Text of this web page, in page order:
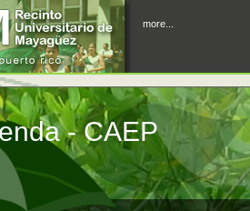
more...
- CAEP